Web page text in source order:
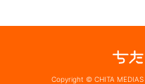
Copyright © CHITA MEDIAS